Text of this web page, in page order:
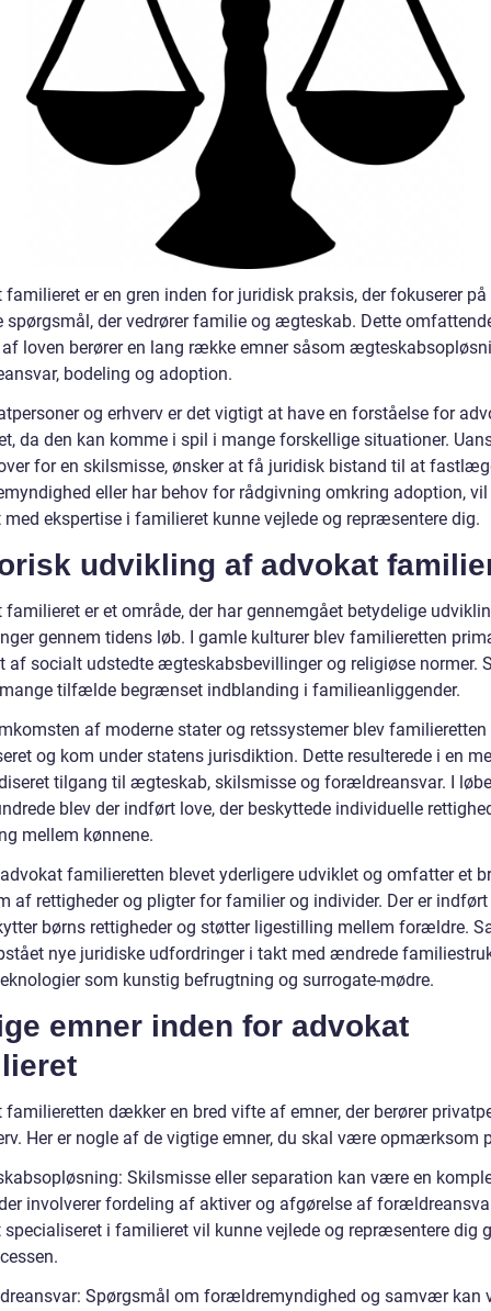
familieret er en gren inden for juridisk praksis, der fokuserer på
spørgsmål, der vedrører familie og ægteskab. Dette
loven berører en lang række emner såsom
bodeling og adoption.
og erhverv er det vigtigt at have en forståelse for
da den kan komme i spil i mange forskellige situationer.
for en skilsmisse, ønsker at få juridisk bistand til at
eller har behov for rådgivning omkring adoption, vil
ekspertise i familieret kunne vejlede og repræsentere dig.
udvikling af advokat
familieret er et område, der har gennemgået betydelige
gennem tidens løb. I gamle kulturer blev familieretten
af socialt udstedte ægteskabsbevillinger og religiøse normer.
tilfælde begrænset indblanding i familieanliggender.
af moderne stater og retssystemer blev familieretten
og kom under statens jurisdiktion. Dette resulterede i en
tilgang til ægteskab, skilsmisse og forældreansvar. I
blev der indført love, der beskyttede individuelle
mellem kønnene.
familieretten blevet yderligere udviklet og omfatter et
af rettigheder og pligter for familier og individer. Der er indført
børns rettigheder og støtter ligestilling mellem forældre.
nye juridiske udfordringer i takt med ændrede
som kunstig befrugtning og surrogate-mødre.
emner inden for advokat
familieretten dækker en bred vifte af emner, der berører
Her er nogle af de vigtige emner, du skal være opmærksom
Skilsmisse eller separation kan være en
involverer fordeling af aktiver og afgørelse af
i familieret vil kunne vejlede og repræsentere dig
Spørgsmål om forældremyndighed og samvær kan